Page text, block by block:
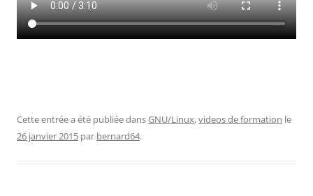
Cette entrée a été publiée dansGNU/Linux,videos de formation le
26 janvier 2015 par bernard64.